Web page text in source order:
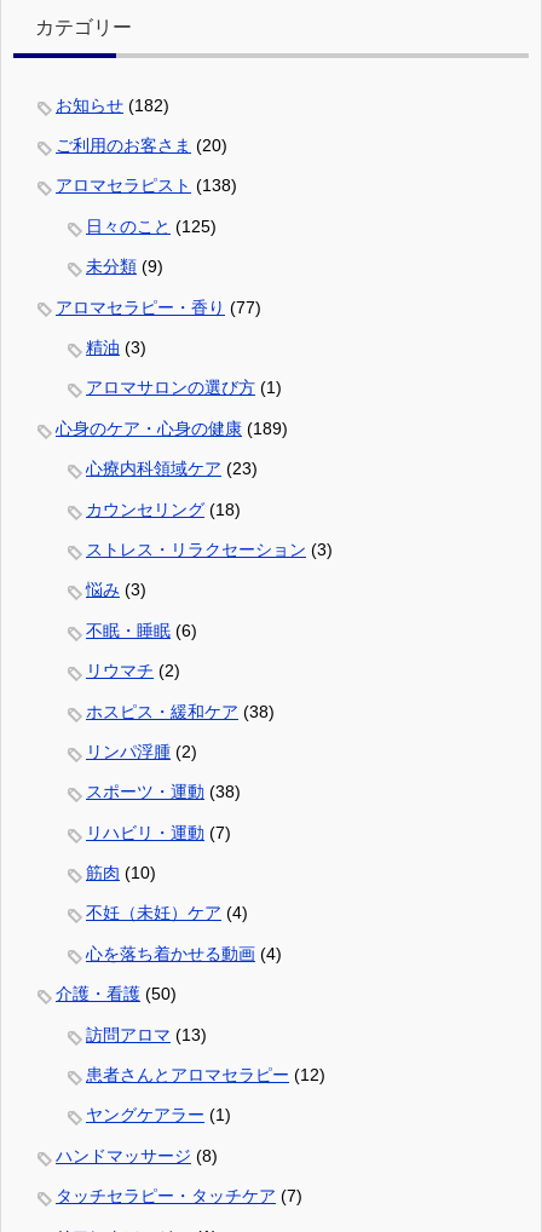
カテゴリー
お知らせ (182)
ご利用のお客さま (20)
アロマセラピスト (138)
日々のこと (125)
未分類 (9)
アロマセラピー・香り (77)
精油 (3)
アロマサロンの選び方 (1)
心身のケア・心身の健康 (189)
心療内科領域ケア (23)
カウンセリング (18)
ストレス・リラクセーション (3)
悩み (3)
不眠・睡眠 (6)
リウマチ (2)
ホスピス・緩和ケア (38)
リンパ浮腫 (2)
スポーツ・運動 (38)
リハビリ・運動 (7)
筋肉 (10)
不妊（未妊）ケア (4)
心を落ち着かせる動画 (4)
介護・看護 (50)
訪問アロマ (13)
患者さんとアロマセラピー (12)
ヤングケアラー (1)
ハンドマッサージ (8)
タッチセラピー・タッチケア (7)